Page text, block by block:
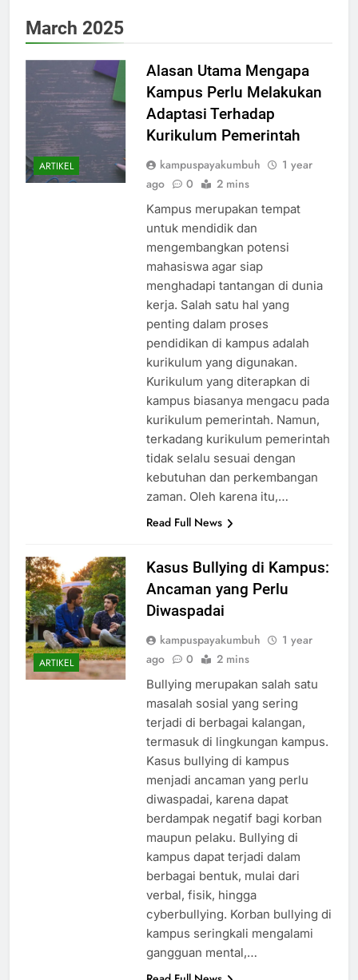
March 2025
ARTIKEL
Alasan Utama Mengapa
Kampus Perlu Melakukan
Adaptasi Terhadap
Kurikulum Pemerintah
kampuspayakumbuh
1 year
ago
0 2 mins
Kampus merupakan tempat
untuk mendidik dan
mengembangkan potensi
mahasiswa agar siap
menghadapi tantangan di dunia
kerja. Salah satu hal yang
penting dalam proses
pendidikan di kampus adalah
kurikulum yang digunakan.
Kurikulum yang diterapkan di
kampus biasanya mengacu pada
kurikulum pemerintah. Namun,
terkadang kurikulum pemerintah
tidak selalu sesuai dengan
kebutuhan dan perkembangan
zaman. Oleh karena itu,…
Read Full News
ARTIKEL
Kasus Bullying di Kampus:
Ancaman yang Perlu
Diwaspadai
kampuspayakumbuh
1 year
ago
0 2 mins
Bullying merupakan salah satu
masalah sosial yang sering
terjadi di berbagai kalangan,
termasuk di lingkungan kampus.
Kasus bullying di kampus
menjadi ancaman yang perlu
diwaspadai, karena dapat
berdampak negatif bagi korban
maupun pelaku. Bullying di
kampus dapat terjadi dalam
berbagai bentuk, mulai dari
verbal, fisik, hingga
cyberbullying. Korban bullying di
kampus seringkali mengalami
gangguan mental,…